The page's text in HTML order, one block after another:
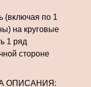
(включая по 1
на круговые
1 ряд
стороне
ОПИСАНИЯ: